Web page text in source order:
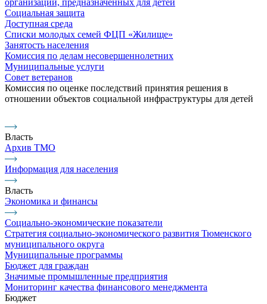
организаций, предназначенных для детей
Социальная защита
Доступная среда
Списки молодых семей ФЦП «Жилище»
Занятость населения
Комиссия по делам несовершеннолетних
Муниципальные услуги
Совет ветеранов
Комиссия по оценке последствий принятия решения в
отношении объектов социальной инфраструктуры для детей
Власть
Архив ТМО
Информация для населения
Власть
Экономика и финансы
Социально-экономические показатели
Стратегия социально-экономического развития Тюменского
муниципального округа
Муниципальные программы
Бюджет для граждан
Значимые промышленные предприятия
Мониторинг качества финансового менеджмента
Бюджет